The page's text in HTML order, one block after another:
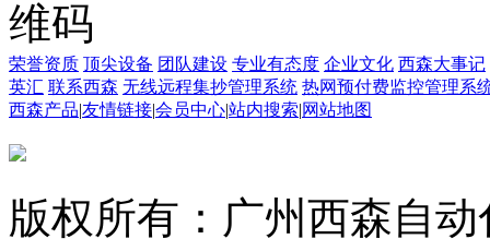
荣誉资质 顶尖设备 团队建设 专业有态度 企业文化 西森大事记
英汇 联系西森 无线远程集抄管理系统 热网预付费监控管理系
西森产品|友情链接|会员中心|站内搜索|网站地图
版权所有：广州西森自